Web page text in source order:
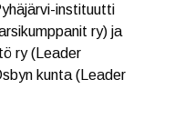
instituutti
ry) ja
ry (Leader
kunta (Leader